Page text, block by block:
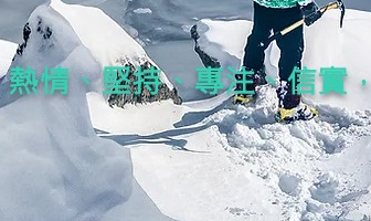
熱情、堅持、專注、信實